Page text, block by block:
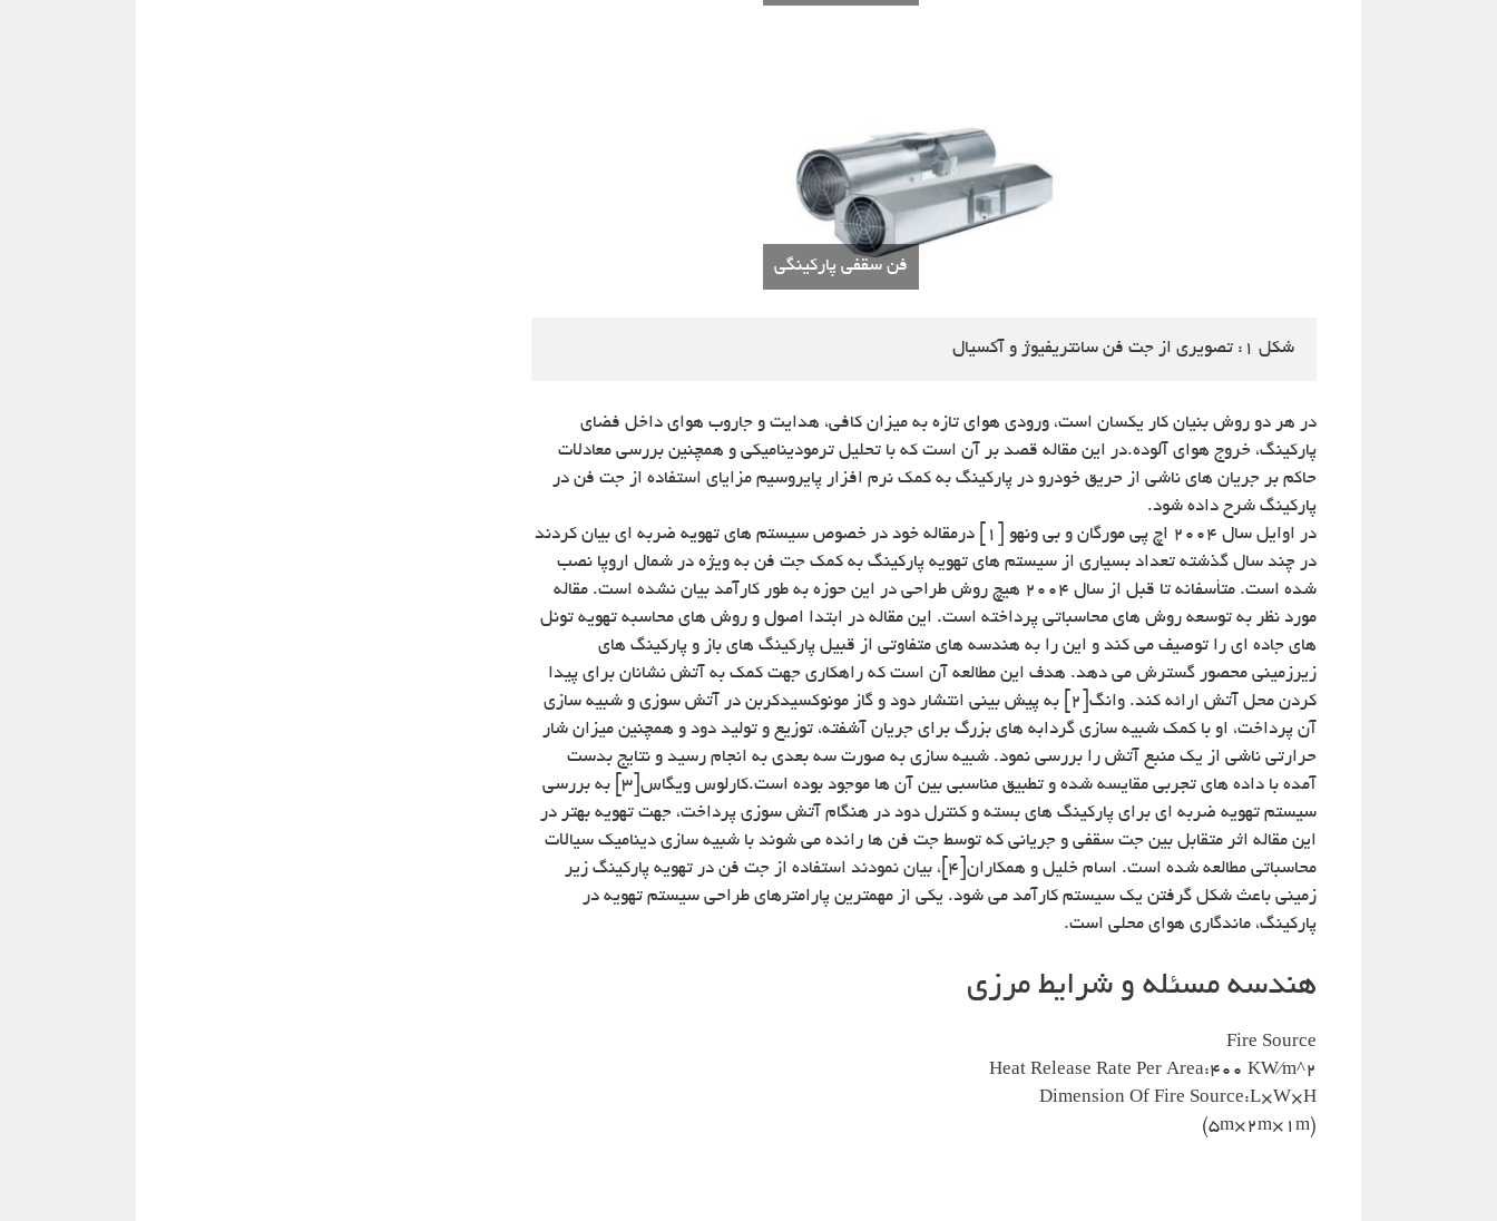
فن سقفی پارکینگی
شکل ۱: تصویری از جت فن سانتریفیوژ و آکسیال
در هر دو روش بنیان کار یکسان است، ورودی هوای تازه به میزان کافی، هدایت و جاروب هوای داخل فضای
پارکینگ، خروج هوای آلوده.در این مقاله قصد بر آن است که با تحلیل ترمودینامیکی و همچنین بررسی معادلات
حاکم بر جریان های ناشی از حریق خودرو در پارکینگ به کمک نرم افزار پایروسیم مزایای استفاده از جت فن در
پارکینگ شرح داده شود.
در اوایل سال ۲۰۰۴ اچ پی مورگان و بی ونهو [۱] درمقاله خود در خصوص سیستم های تهویه ضربه ای بیان کردند
در چند سال گذشته تعداد بسیاری از سیستم های تهویه پارکینگ به کمک جت فن به ویژه در شمال اروپا نصب
شده است. متأسفانه تا قبل از سال ۲۰۰۴ هیچ روش طراحی در این حوزه به طور کارآمد بیان نشده است. مقاله
مورد نظر به توسعه روش های محاسباتی پرداخته است. این مقاله در ابتدا اصول و روش های محاسبه تهویه تونل
های جاده ای را توصیف می کند و این را به هندسه های متفاوتی از قبیل پارکینگ های باز و پارکینگ های
زیرزمینی محصور گسترش می دهد. هدف این مطالعه آن است که راهکاری جهت کمک به آتش نشانان برای پیدا
کردن محل آتش ارائه کند. وانگ[۲] به پیش بینی انتشار دود و گاز مونوکسیدکربن در آتش سوزی و شبیه سازی
آن پرداخت، او با کمک شبیه سازی گردابه های بزرگ برای جریان آشفته، توزیع و تولید دود و همچنین میزان شار
حرارتی ناشی از یک منبع آتش را بررسی نمود. شبیه سازی به صورت سه بعدی به انجام رسید و نتایج بدست
آمده با داده های تجربی مقایسه شده و تطبیق مناسبی بین آن ها موجود بوده است.کارلوس ویگاس[۳] به بررسی
سیستم تهویه ضربه ای برای پارکینگ های بسته و کنترل دود در هنگام آتش سوزی پرداخت، جهت تهویه بهتر در
این مقاله اثر متقابل بین جت سقفی و جریانی که توسط جت فن ها رانده می شوند با شبیه سازی دینامیک سیالات
محاسباتی مطالعه شده است. اسام خلیل و همکاران[۴]، بیان نمودند استفاده از جت فن در تهویه پارکینگ زیر
زمینی باعث شکل گرفتن یک سیستم کارآمد می شود. یکی از مهمترین پارامترهای طراحی سیستم تهویه در
پارکینگ، ماندگاری هوای محلی است.
هندسه مسئله و شرایط مرزی
Fire Source
Heat Release Rate Per Area:400 KW⁄m^2
Dimension Of Fire Source:L×W×H
(۵m×۲m×۱m)